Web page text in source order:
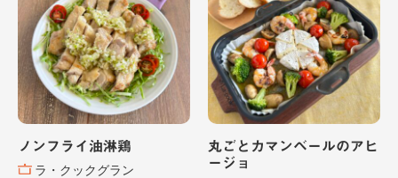
ノンフライ油淋鶏
ラ・クックグラン
丸ごとカマンベールのアヒ
ージョ